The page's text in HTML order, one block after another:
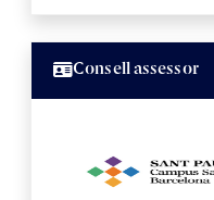
Consell assessor